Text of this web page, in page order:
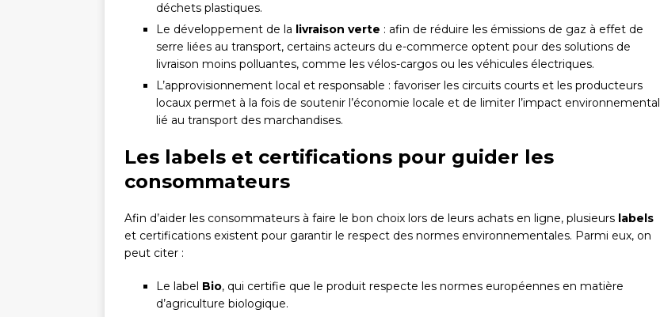
déchets plastiques.
Le développement de la livraison verte : afin de réduire les émissions de gaz à effet de
serre liées au transport, certains acteurs du e-commerce optent pour des solutions de
livraison moins polluantes, comme les vélos-cargos ou les véhicules électriques.
L’approvisionnement local et responsable : favoriser les circuits courts et les producteurs
locaux permet à la fois de soutenir l’économie locale et de limiter l’impact environnemental
lié au transport des marchandises.
Les labels et certifications pour guider les
consommateurs
Afin d’aider les consommateurs à faire le bon choix lors de leurs achats en ligne, plusieurs labels
et certifications existent pour garantir le respect des normes environnementales. Parmi eux, on
peut citer :
Le label Bio, qui certifie que le produit respecte les normes européennes en matière
d’agriculture biologique.